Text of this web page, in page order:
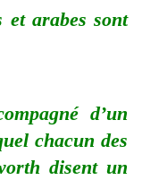
et arabes sont
d’un
chacun des
disent un